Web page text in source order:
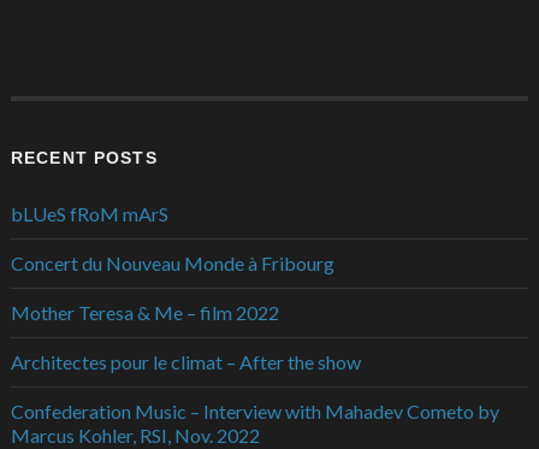
RECENT POSTS
bLUeS fRoM mArS
Concert du Nouveau Monde à Fribourg
Mother Teresa & Me – film 2022
Architectes pour le climat – After the show
Confederation Music – Interview with Mahadev Cometo by
Marcus Kohler, RSI, Nov. 2022